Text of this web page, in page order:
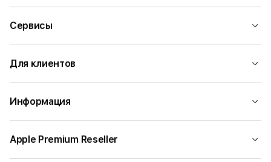
Сервисы
Для клиентов
Информация
Apple Premium Reseller